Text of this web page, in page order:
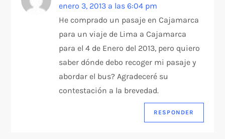
enero 3, 2013 a las 6:04 pm
He comprado un pasaje en Cajamarca
para un viaje de Lima a Cajamarca
para el 4 de Enero del 2013, pero quiero
saber dónde debo recoger mi pasaje y
abordar el bus? Agradeceré su
contestación a la brevedad.
RESPONDER